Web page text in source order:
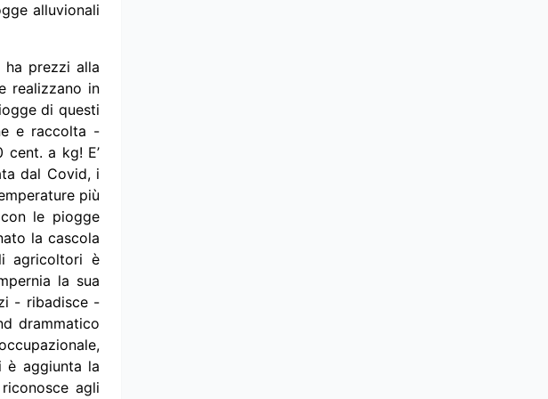
alluvionali
ha prezzi alla
realizzano in
di questi
e raccolta -
a kg! E’
dal Covid, i
più
le piogge
la cascola
agricoltori è
la sua
- ribadisce -
drammatico
è aggiunta la
agli